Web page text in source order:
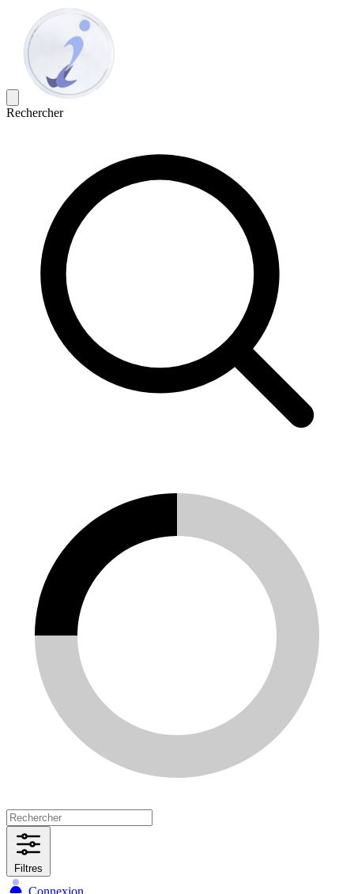
Rechercher
Filtres
Connexion